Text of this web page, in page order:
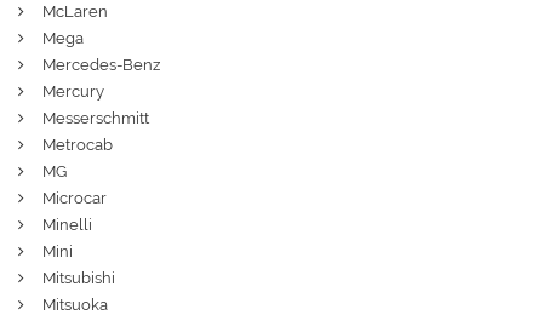
McLaren
Mega
Mercedes-Benz
Mercury
Messerschmitt
Metrocab
MG
Microcar
Minelli
Mini
Mitsubishi
Mitsuoka